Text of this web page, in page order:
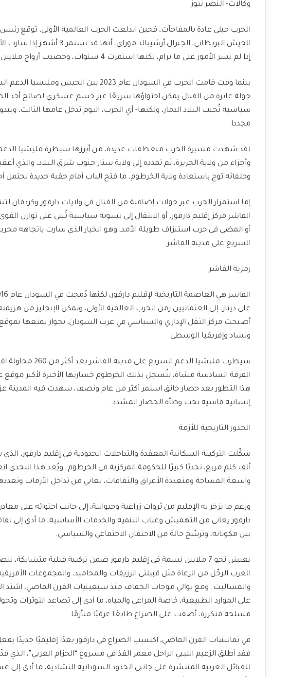
وكالات- النصر نيوز
الحرب حبلى عادة بالمفاجآت، فحين اندلعت الحرب العالمية الأولى، توقع
إذا لم تسر الأمور على ما يرام، لكنها استمرت 4 سنوات، وحصدت أرواح ملايين البشر.
بينما وقت قامت الحرب في السودان عام 2023 بين
جولة عابرة من القتال يمكن احتواؤها سريعًا عبر حسم عسكري لصالح أحد
سياسية تُجنب البلاد الدمار، ولكنها- أي الحرب، اليوم تدخل عامها الثالث،
مجددا.
لقد شهدت مسيرة الحرب منعطفات عديدة، من أبرزها سيطرة مليشيا
وأجزاء من ولاية الجزيرة، ثم تمدده إلى ولاية سنار جنوب شرق البلاد،
وحلفائه توج باستعادة ولاية الخرطوم، ما فتح الباب أمام حقبة جديدة تحتمل
إما استمرار الحرب عبر جولات إضافية من القتال في ولايات دارفور وكردفان
الفاشر مركز إقليم دارفور، أو الانتقال إلى تسوية سياسية تُبنى على توازن
أو المضي في حرب استنزاف طويلة الأمد، وهو الخيار الذي سارت باتجاهه
السريع على مدينة الفاشر.
رمزية الفاشر
علي دينار، إلى العثمانيين زمن الحرب العالمية الأولى، وتمكن الإنجليز من
أصبحت مركز الثقل الإداري والسياسي في غرب السودان، بجوار تمتعها بموقع
وتشاد وإفريقيا الوسطى.
سيطرت مليشيا الدعم
الفرقة السادسة مشاة، لتُسجل بذلك الخرطوم خسارتها الأخيرة لأكبر موقع
هذا التطور بعد حصار خانق استمر أكثر من عام ونصف، شهدت فيه المدينة
إنسانية قاسية تحت وطأة الحصار المشدد.
الجذور التاريخية للأزمة
ألف كلم مربع، تحديًا كبيرًا للحكومة المركزية في الخرطوم. ويُعد هذا التحدي
واسعة المساحة ومتعددة الأعراق والثقافات، تعاني من تداخل الأزمات
ورغم ما يزخر به الإقليم من ثروات زراعية وحيوانية، إلى جانب احتوائه على
دارفور يعاني من التهميش وغياب التنمية والخدمات الأساسية، ما أدى إلى
بين مكوناته، وترسّخ حالة من الاحتقان الاجتماعي والسياسي.
يعيش نحو 7 ملايين نسمة في إقليم دارفور ضمن تركيبة قبلية
العرب الرحّل من الرعاة مثل قبيلتي الرزيقات والمحاميد، والمجموعات الأفريقية
والمساليت. ومع توالي موجات الجفاف منذ سبعينيات القرن الماضي، اشتد
على الموارد الطبيعية، خاصة المراعي والمياه، ما أدى إلى تصاعد التوترات
مسلحة متكررة، أضفت على الصراع طابعًا عرقيًا متأزمًا.
في ثمانينيات القرن الماضي، اكتسب الصراع في دارفور بعدًا إقليميًا
فقد أطلق الزعيم الليبي الراحل معمر القذافي مشروع “الحزام العربي”، الذي
للقبائل العربية المنتشرة على جانبي الحدود السودانية التشادية، ما أدى إلى